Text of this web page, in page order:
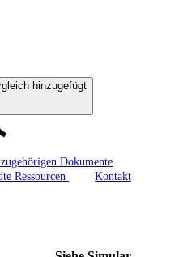
hinzugefügt
Dokumente
Ressourcen Kontakt